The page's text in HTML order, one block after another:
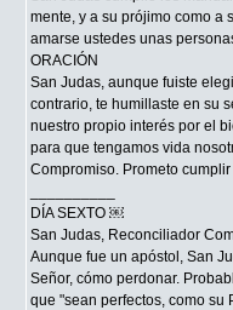
mente, y a su prójimo como a
amarse ustedes unas
ORACIÓN
San Judas, aunque fuiste
contrario, te humillaste en su
nuestro propio interés por el
para que tengamos vida
Compromiso. Prometo
DÍA SEXTO ￼
San Judas, Reconciliador
Aunque fue un apóstol, San
Señor, cómo perdonar.
que "sean perfectos, como su